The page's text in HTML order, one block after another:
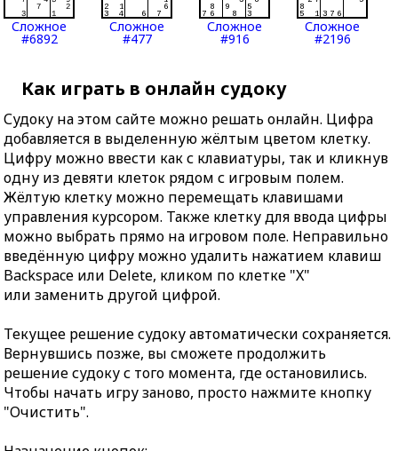
Сложное
#6892
Сложное
#477
Сложное
#916
Сложное
#2196
Как играть в онлайн судоку
Судоку на этом сайте можно решать онлайн. Цифра
добавляется в выделенную жёлтым цветом клетку.
Цифру можно ввести как с клавиатуры, так и кликнув
одну из девяти клеток рядом с игровым полем.
Жёлтую клетку можно перемещать клавишами
управления курсором. Также клетку для ввода цифры
можно выбрать прямо на игровом поле. Неправильно
введённую цифру можно удалить нажатием клавиш
Backspace или Delete, кликом по клетке "X"
или заменить другой цифрой.
Текущее решение судоку автоматически сохраняется.
Вернувшись позже, вы сможете продолжить
решение судоку с того момента, где остановились.
Чтобы начать игру заново, просто нажмите кнопку
"Очистить".